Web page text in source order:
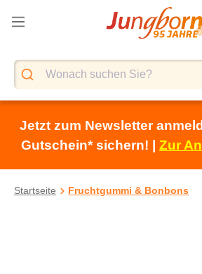
springen
Jetzt zum Newsletter
Gutschein* sichern! | Zur
Startseite Fruchtgummi & Bonbons